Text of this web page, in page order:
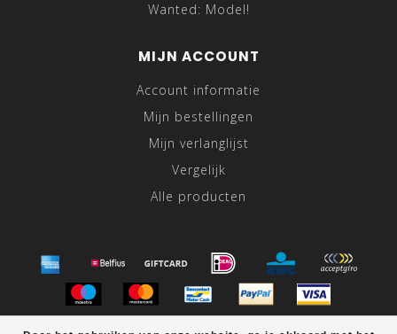
Wanted: Model!
MIJN ACCOUNT
Account informatie
Mijn bestellingen
Mijn verlanglijst
Vergelijk
Alle producten